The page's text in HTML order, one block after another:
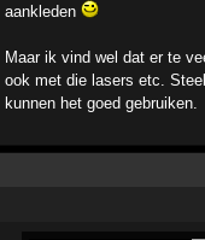
aankleden
Maar ik vind wel dat er te
ook met die lasers etc.
kunnen het goed gebruiken.